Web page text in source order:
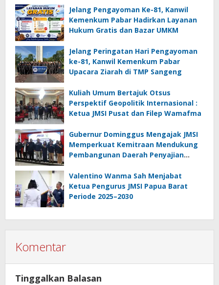
Jelang Pengayoman Ke-81, Kanwil
Kemenkum Pabar Hadirkan Layanan
Hukum Gratis dan Bazar UMKM
Jelang Peringatan Hari Pengayoman
ke-81, Kanwil Kemenkum Pabar
Upacara Ziarah di TMP Sangeng
Kuliah Umum Bertajuk Otsus
Perspektif Geopolitik Internasional :
Ketua JMSI Pusat dan Filep Wamafma
Gubernur Dominggus Mengajak JMSI
Memperkuat Kemitraan Mendukung
Pembangunan Daerah Penyajian
Bertanggungjawab
Valentino Wanma Sah Menjabat
Ketua Pengurus JMSI Papua Barat
Periode 2025–2030
Komentar
Tinggalkan Balasan